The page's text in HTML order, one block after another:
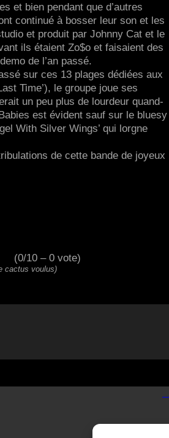
et bien pendant que d’autres
continué à bosser leur son et les
et produit par Johnny Cat et le
ils étaient Zo$o et faisaient des
de l’an passé.
sur ces 13 plages dédiées aux
Time’), le groupe joue ses
un peu plus de lourdeur quand-
est évident sauf sur le bluesy
With Silver Wings’ qui lorgne
de cette bande de joyeux
(0/10 – 0 vote)
cactus voulus)